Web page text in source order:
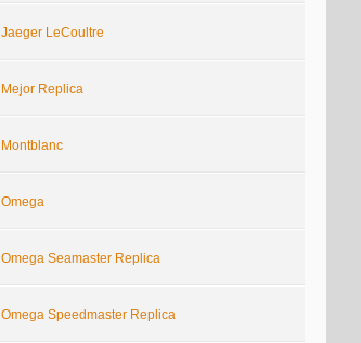
Jaeger LeCoultre
Mejor Replica
Montblanc
Omega
Omega Seamaster Replica
Omega Speedmaster Replica